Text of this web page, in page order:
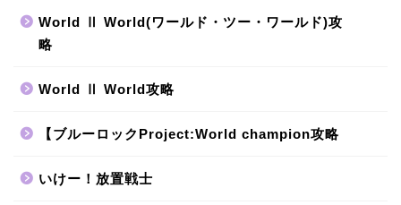
World Ⅱ World(ワールド・ツー・ワールド)攻
略
World Ⅱ World攻略
【ブルーロックProject:World champion攻略
いけー！放置戦士